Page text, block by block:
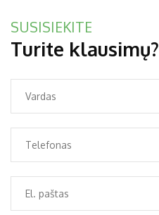
SUSISIEKITE
Turite klausimų?